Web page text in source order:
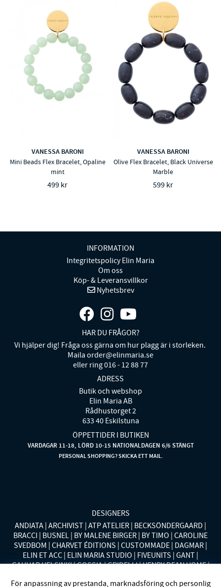
VANESSA BARONI
Mini Beads Flex Bracelet, Opaline
mint
499 kr
VANESSA BARONI
Olive Flex Bracelet, Black Universe
Marble
599 kr
INFORMATION
Integritetspolicy Elin Maria
Om oss
Köp- & Leveransvillkor
Nyhetsbrev
HAR DU FRÅGOR?
Vi hjälper dig! Fråga oss gärna om hur plagg är i storleken.
Maila order@elinmaria.se
eller ring 016 - 12 88 77
ADRESS
Butik och webshop
Elin Maria AB
Rådhustorget 2
633 40 Eskilstuna
ÖPPETTIDER I BUTIKEN
VARDAGAR 11-18, LÖRD 10-15 NATIONALDAGEN 6/6 STÄNGT
PERSONAL SHOPPING? SKICKA ETT MAIL.
DESIGNERS
ANDIATA ARCHIVIST ATP ATELIER BECKSÖNDERGAARD
BRACCI BUSNEL BY MALENE BIRGER BY TIMO CAROLINE
SVEDBOM CHARVET ÉDITIONS CUSTOMMADE DAGMAR
ELIN ET ACC ELIN MARIA STUDIO FIVEUNITS GANT
GAUHAR HELSINKI GOSSIA GRIDELLI HENRY DEAN HOME
För anpassning av prestanda, marknadsföring och personlig